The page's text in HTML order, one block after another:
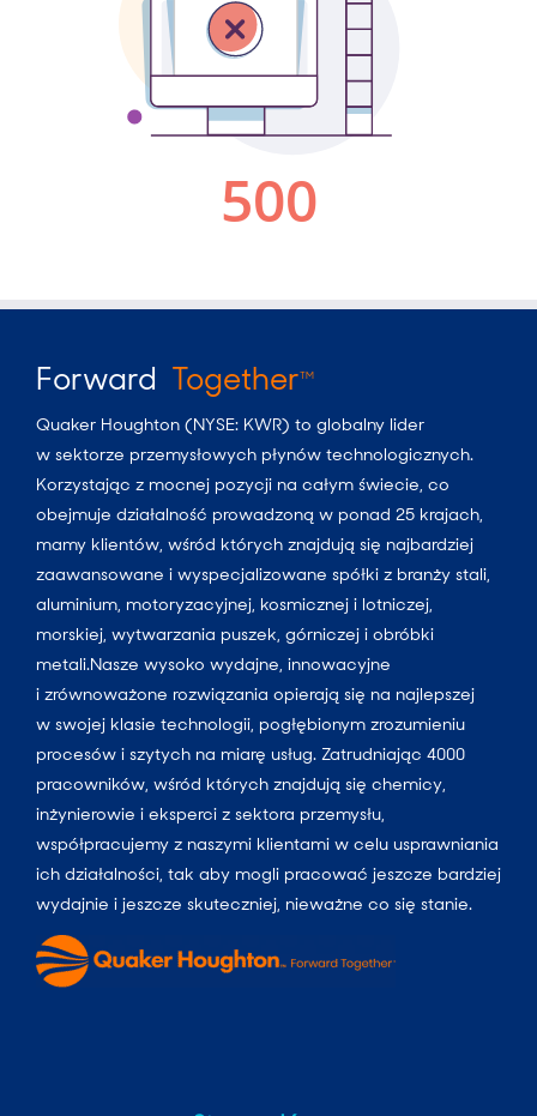
Forward TogetherTM
Quaker Houghton (NYSE: KWR) to globalny lider
w sektorze przemysłowych płynów technologicznych.
Korzystając z mocnej pozycji na całym świecie, co
obejmuje działalność prowadzoną w ponad 25 krajach,
mamy klientów, wśród których znajdują się najbardziej
zaawansowane i wyspecjalizowane spółki z branży stali,
aluminium, motoryzacyjnej, kosmicznej i lotniczej,
morskiej, wytwarzania puszek, górniczej i obróbki
metali.Nasze wysoko wydajne, innowacyjne
i zrównoważone rozwiązania opierają się na najlepszej
w swojej klasie technologii, pogłębionym zrozumieniu
procesów i szytych na miarę usług. Zatrudniając 4000
pracowników, wśród których znajdują się chemicy,
inżynierowie i eksperci z sektora przemysłu,
współpracujemy z naszymi klientami w celu usprawniania
ich działalności, tak aby mogli pracować jeszcze bardziej
wydajnie i jeszcze skuteczniej, nieważne co się stanie.